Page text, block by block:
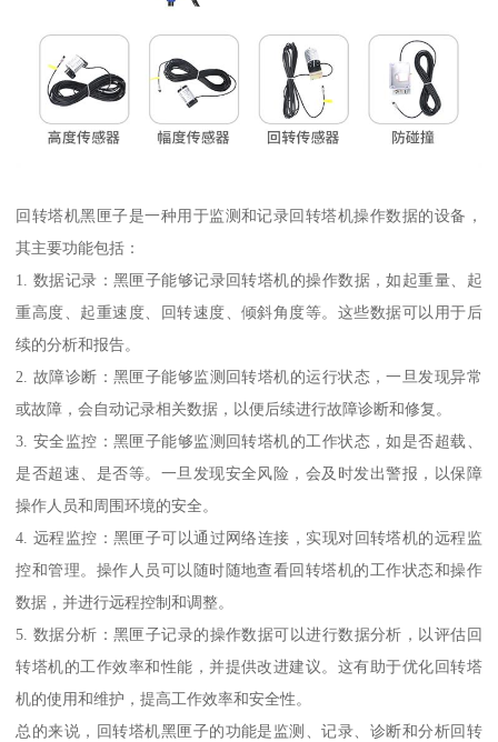
回转塔机黑匣子是一种用于监测和记录回转塔机操作数据的设备，
其主要功能包括：
1. 数据记录：黑匣子能够记录回转塔机的操作数据，如起重量、起
重高度、起重速度、回转速度、倾斜角度等。这些数据可以用于后
续的分析和报告。
2. 故障诊断：黑匣子能够监测回转塔机的运行状态，一旦发现异常
或故障，会自动记录相关数据，以便后续进行故障诊断和修复。
3. 安全监控：黑匣子能够监测回转塔机的工作状态，如是否超载、
是否超速、是否等。一旦发现安全风险，会及时发出警报，以保障
操作人员和周围环境的安全。
4. 远程监控：黑匣子可以通过网络连接，实现对回转塔机的远程监
控和管理。操作人员可以随时随地查看回转塔机的工作状态和操作
数据，并进行远程控制和调整。
5. 数据分析：黑匣子记录的操作数据可以进行数据分析，以评估回
转塔机的工作效率和性能，并提供改进建议。这有助于优化回转塔
机的使用和维护，提高工作效率和安全性。
总的来说，回转塔机黑匣子的功能是监测、记录、诊断和分析回转